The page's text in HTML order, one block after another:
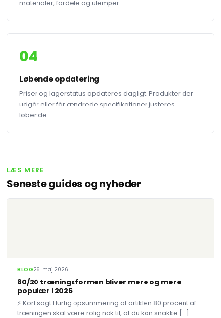
materialer, fordele og ulemper.
04
Løbende opdatering
Priser og lagerstatus opdateres dagligt. Produkter der
udgår eller får ændrede specifikationer justeres
løbende.
LÆS MERE
Seneste guides og nyheder
BLOG26. maj 2026
80/20 træningsformen bliver mere og mere
populær i 2026
⚡ Kort sagt Hurtig opsummering af artiklen 80 procent af
træningen skal være rolig nok til, at du kan snakke […]